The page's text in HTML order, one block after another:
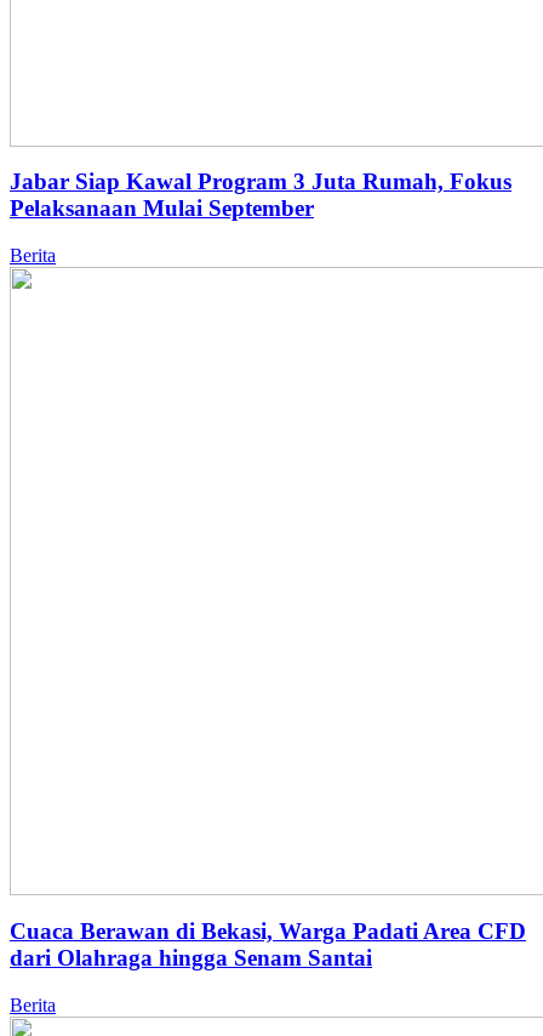
Jabar Siap Kawal Program 3 Juta Rumah, Fokus
Pelaksanaan Mulai September
Berita
Cuaca Berawan di Bekasi, Warga Padati Area CFD
dari Olahraga hingga Senam Santai
Berita